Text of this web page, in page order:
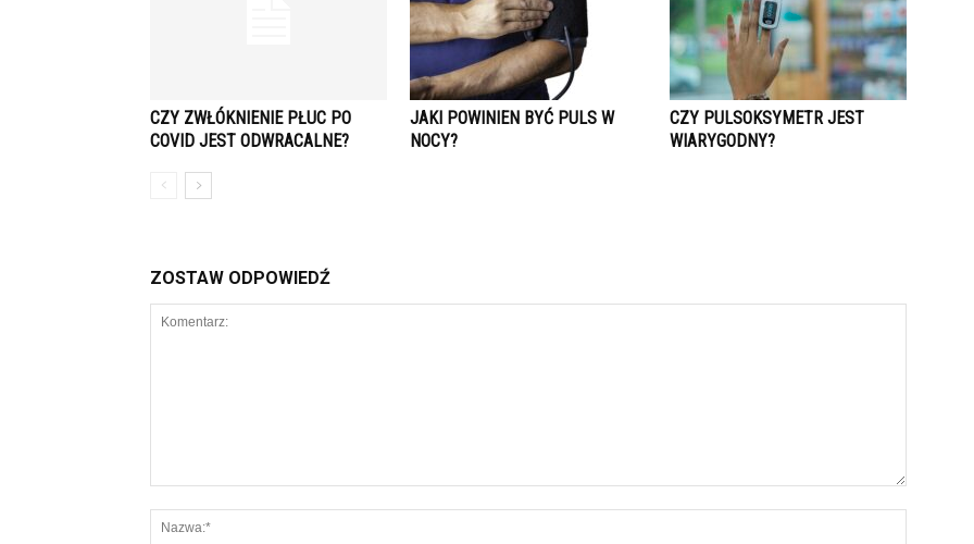
CZY ZWŁÓKNIENIE PŁUC PO
COVID JEST ODWRACALNE?
JAKI POWINIEN BYĆ PULS W
NOCY?
CZY PULSOKSYMETR JEST
WIARYGODNY?
ZOSTAW ODPOWIEDŹ